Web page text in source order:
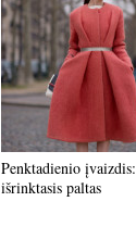
Penktadienio įvaizdis:
išrinktasis paltas